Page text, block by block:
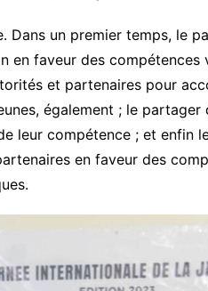
un premier temps, le
en faveur des compétences
et partenaires pour
également ; le partager
leur compétence ; et enfin
en faveur des